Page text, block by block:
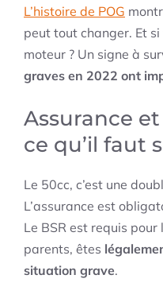
L’histoire de POG
peut tout changer. Et
moteur ? Un signe à
graves en 2022 ont
Assurance
ce qu’il faut
Le 50cc, c’est une
L’assurance est
Le BSR est requis
parents, êtes
situation grave.